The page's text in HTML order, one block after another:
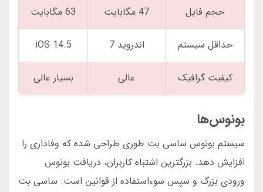
حجم فایل 47 مگابایت 63 مگابایت
حداقل سیستم اندروید 7 iOS 14.5
کیفیت گرافیک عالی بسیار عالی
بونوس‌ها
سیستم بونوس ساسی بت طوری طراحی شده که وفاداری را
افزایش دهد. بزرگترین اشتباه کاربران، دریافت بونوس
ورودی بزرگ و سپس سوءاستفاده از قوانین است. ساسی بت